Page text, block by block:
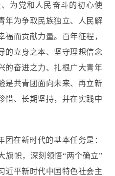
为党和人民奋斗的初心使
年为争取民族独立、人民解
而贡献力量。百年征程，
的立身之本、坚守理想信念
的奋进之力、扎根广大青年
是共青团面向未来、再立新
惜、长期坚持，并在实践中
在新时代的基本任务是：
旗帜，深刻领悟“两个确立”
近平新时代中国特色社会主